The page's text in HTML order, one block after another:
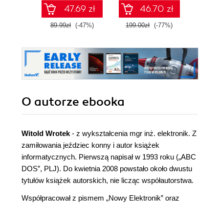
47.69 zł
89.99zł (-47%)
46.70 zł
199.00zł (-77%)
O autorze ebooka
Witold Wrotek- z wykształcenia mgr inż. elektronik. Z
zamiłowania jeździec konny i autor książek
informatycznych. Pierwszą napisał w 1993 roku („ABC
DOS”, PLJ). Do kwietnia 2008 powstało około dwustu
tytułów książek autorskich, nie licząc współautorstwa.
Współpracował z pismem „Nowy Elektronik” oraz